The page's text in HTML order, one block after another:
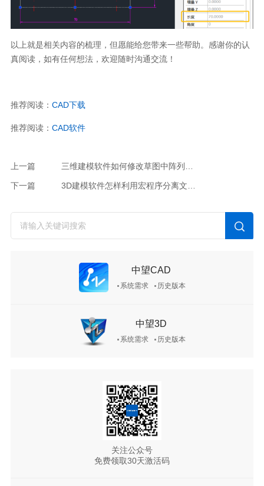
以上就是相关内容的梳理，但愿能给您带来一些帮助。感谢你的认
真阅读，如有任何想法，欢迎随时沟通交流！
推荐阅读： CAD下载
推荐阅读： CAD软件
上一篇 三维建模软件如何修改草图中阵列的距离
下一篇 3D建模软件怎样利用宏程序分离文件名为图名和图号属性
中望CAD
系统需求 历史版本
中望3D
系统需求 历史版本
关注公众号
免费领取30天激活码